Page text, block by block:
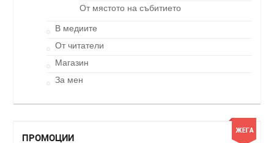
От мястото на събитието
В медиите
От читатели
Магазин
За мен
ПРОМОЦИИ